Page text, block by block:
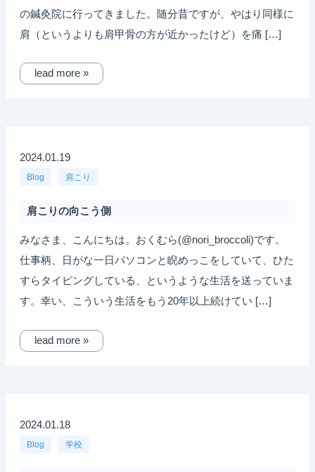
の鍼灸院に行ってきました。随分昔ですが、やはり同様に
肩（というよりも肩甲骨の方が近かったけど）を痛 […]
lead more »
2024.01.19
Blog 肩こり
肩こりの向こう側
みなさま、こんにちは。おくむら(@nori_broccoli)です。
仕事柄、日がな一日パソコンと睨めっこをしていて、ひた
すらタイピングしている、というような生活を送っていま
す。幸い、こういう生活をもう20年以上続けてい […]
lead more »
2024.01.18
Blog 学校